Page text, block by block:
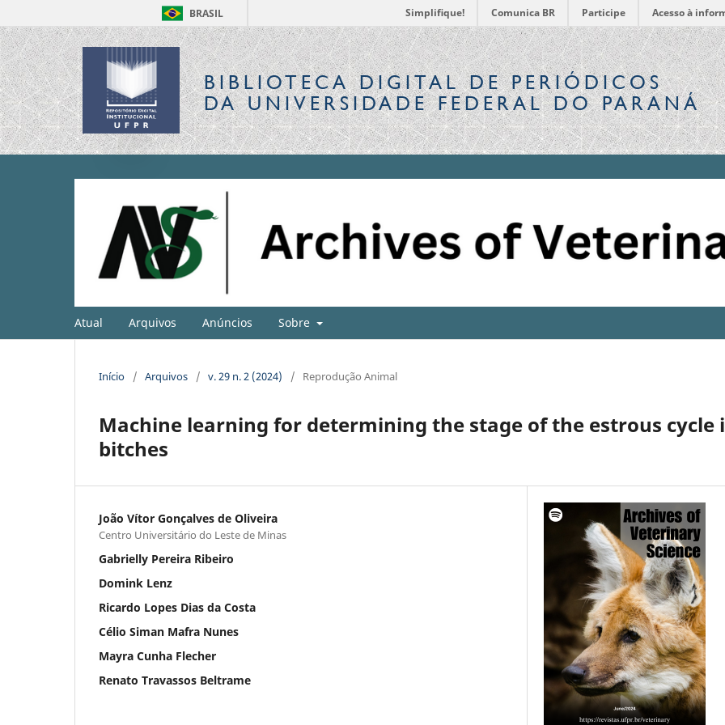
BRASIL Simplifique! Comunica BR Participe Acesso à
BIBLIOTECA DIGITALDE PERIÓDICOS
DA UNIVERSIDADE FEDERAL DO PARANÁ
Atual Arquivos Anúncios Sobre
Início / Arquivos / v. 29 n. 2 (2024) / Reprodução Animal
Machine learning for determining the stage of the estrous cycle
bitches
João Vítor Gonçalves de Oliveira
Centro Universitário do Leste de Minas
Gabrielly Pereira Ribeiro
Domink Lenz
Ricardo Lopes Dias da Costa
Célio Siman Mafra Nunes
Mayra Cunha Flecher
Renato Travassos Beltrame